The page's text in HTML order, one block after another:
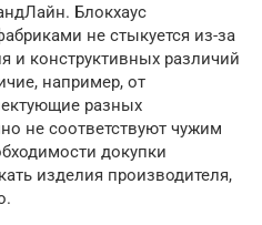
Блокхаус
не стыкуется из-за
и конструктивных различий
например, от
разных
не соответствуют чужим
докупки
изделия производителя,